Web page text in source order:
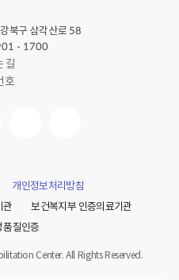
북구 삼각산로 58
- 1700
길
호
개인정보처리방침
관
보건복지부 인증의료기관
품질인증
Center. All Rights Reserved.